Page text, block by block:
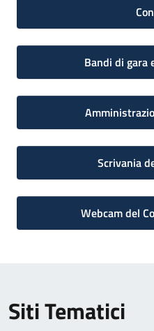
Bandi di gara
Scrivania
Webcam del
Siti Tematici